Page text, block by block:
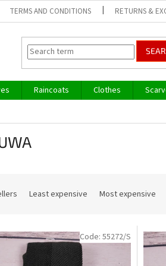
TERMS AND CONDITIONS RETURNS &
Raincoats Clothes
Least expensive Most expensive
Code: 55272/S